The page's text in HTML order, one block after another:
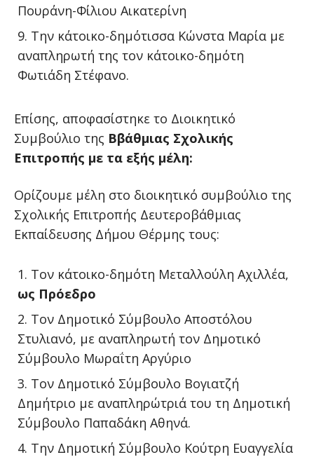
Πουράνη-Φίλιου Αικατερίνη
Την κάτοικο-δημότισσα Κώνστα Μαρία με
αναπληρωτή της τον κάτοικο-δημότη
Φωτιάδη Στέφανο.
Επίσης, αποφασίστηκε το Διοικητικό
Συμβούλιο της Β΄βάθμιας Σχολικής
Επιτροπής με τα εξής μέλη:
Ορίζουμε μέλη στο διοικητικό συμβούλιο της
Σχολικής Επιτροπής Δευτεροβάθμιας
Εκπαίδευσης Δήμου Θέρμης τους:
Τον κάτοικο-δημότη Μεταλλούλη Αχιλλέα,
ως Πρόεδρο
Τον Δημοτικό Σύμβουλο Αποστόλου
Στυλιανό, με αναπληρωτή τον Δημοτικό
Σύμβουλο Μωραΐτη Αργύριο
Τον Δημοτικό Σύμβουλο Βογιατζή
Δημήτριο με αναπληρώτριά του τη Δημοτική
Σύμβουλο Παπαδάκη Αθηνά.
Την Δημοτική Σύμβουλο Κούτρη Ευαγγελία